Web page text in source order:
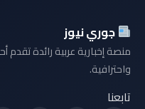
جوري نيوز
منصة إخبارية عربية رائدة تقدم
واحترافية.
تابعنا